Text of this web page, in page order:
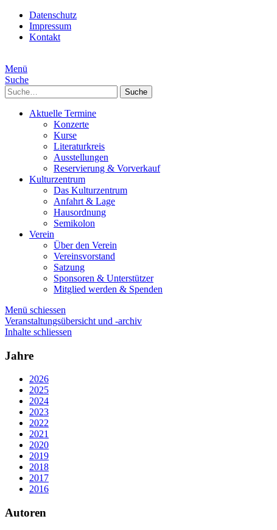
Datenschutz
Impressum
Kontakt
Menü
Suche
Suche
Aktuelle Termine
Konzerte
Kurse
Literaturkreis
Ausstellungen
Reservierung & Vorverkauf
Kulturzentrum
Das Kulturzentrum
Anfahrt & Lage
Hausordnung
Semikolon
Verein
Über den Verein
Vereinsvorstand
Satzung
Sponsoren & Unterstützer
Mitglied werden & Spenden
Menü schiessen
Veranstaltungsübersicht und -archiv
Inhalte schliessen
Jahre
2026
2025
2024
2023
2022
2021
2020
2019
2018
2017
2016
Autoren